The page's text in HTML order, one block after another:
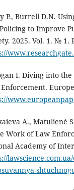
P., Burrell D.N.
to Improve
2025. Vol. 1. № 1.
I. Diving into
A., Matulienė
Work of Law
Academy of